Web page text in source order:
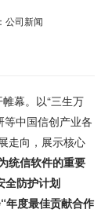
公司新闻
幕。以“三生万
等中国信创产业各
走向，展示核心
统信软件的重要
全防护计划
年度最佳贡献合作